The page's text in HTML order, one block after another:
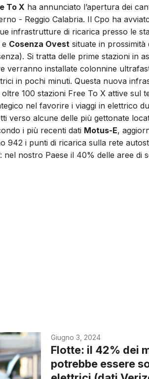
To X ha annunciato l’apertura dei
- Reggio Calabria. Il Cpo ha
infrastrutture di ricarica presso le
e Cosenza Ovest situate in prossimità
Si tratta delle prime stazioni in
verranno installate colonnine
in pochi minuti. Questa nuova
oltre 100 stazioni Free To X attive sul
nel favorire i viaggi in elettrico
verso alcune delle più gettonate
i più recenti dati Motus-E,
942 i punti di ricarica sulla rete
nostro Paese il 40% delle aree di
Giugno 3, 2024
Flotte: il 42% dei
potrebbe essere